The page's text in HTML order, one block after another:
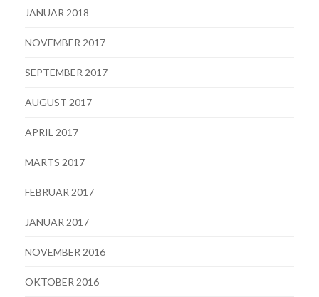
JANUAR 2018
NOVEMBER 2017
SEPTEMBER 2017
AUGUST 2017
APRIL 2017
MARTS 2017
FEBRUAR 2017
JANUAR 2017
NOVEMBER 2016
OKTOBER 2016